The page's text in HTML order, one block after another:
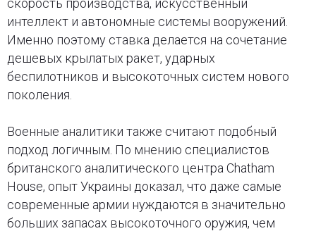
скорость производства, искусственный
интеллект и автономные системы вооружений.
Именно поэтому ставка делается на сочетание
дешевых крылатых ракет, ударных
беспилотников и высокоточных систем нового
поколения.
Военные аналитики также считают подобный
подход логичным. По мнению специалистов
британского аналитического центра Chatham
House, опыт Украины доказал, что даже самые
современные армии нуждаются в значительно
больших запасах высокоточного оружия, чем